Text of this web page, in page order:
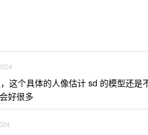
这个具体的人像估计 sd 的模型还是
好很多